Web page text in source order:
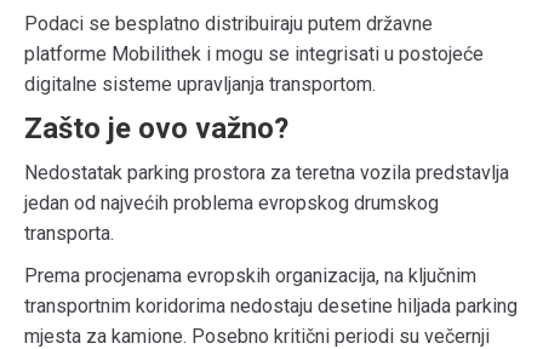
Podaci se besplatno distribuiraju putem državne
platforme Mobilithek i mogu se integrisati u postojeće
digitalne sisteme upravljanja transportom.
Zašto je ovo važno?
Nedostatak parking prostora za teretna vozila predstavlja
jedan od najvećih problema evropskog drumskog
transporta.
Prema procjenama evropskih organizacija, na ključnim
transportnim koridorima nedostaju desetine hiljada parking
mjesta za kamione. Posebno kritični periodi su večernji